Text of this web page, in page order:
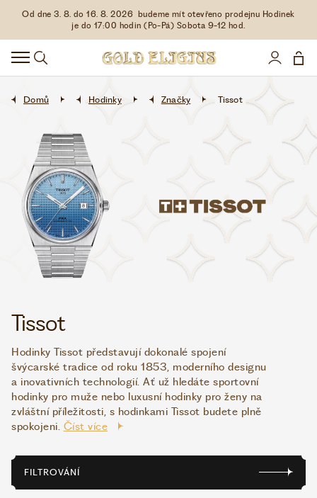
Od dne 3. 8. do 16. 8. 2026 budeme mít otevřeno prodejnu Hodinek
je do 17:00 hodin (Po-Pá) Sobota 9-12 hod.
HODINKY
DOPLŇKY
ŠPERKY
AKCE
LIMITOVANÉ EDICE
LÁSKA ❤
VŠE O NÁKUPU
WHATSAPP VIBER
VOLEJTE 9:00–18:00 +420 775 138 346
CZK EUR
Domů Hodinky Značky Tissot
Tissot
Hodinky Tissot představují dokonalé spojení
švýcarské tradice od roku 1853, moderního designu
a inovativních technologií. Ať už hledáte sportovní
hodinky pro muže nebo luxusní hodinky pro ženy na
zvláštní příležitosti, s hodinkami Tissot budete plně
spokojeni. Číst více
FILTROVÁNÍ